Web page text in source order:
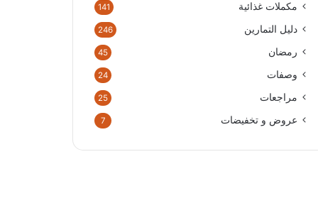
مكملات غذائية 141
دليل التمارين 246
رمضان 45
وصفات 24
مراجعات 25
عروض و تخفيضات 7